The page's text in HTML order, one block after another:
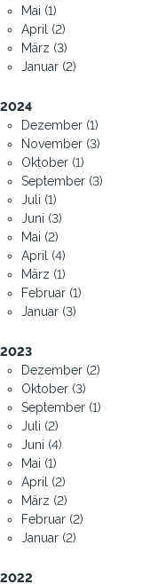
Mai (1)
April (2)
März (3)
Januar (2)
2024
Dezember (1)
November (3)
Oktober (1)
September (3)
Juli (1)
Juni (3)
Mai (2)
April (4)
März (1)
Februar (1)
Januar (3)
2023
Dezember (2)
Oktober (3)
September (1)
Juli (2)
Juni (4)
Mai (1)
April (2)
März (2)
Februar (2)
Januar (2)
2022